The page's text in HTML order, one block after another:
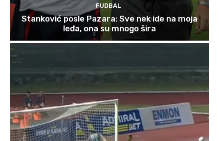
FUDBAL
Stanković posle Pazara: Sve nek ide na moja
leđa, ona su mnogo šira